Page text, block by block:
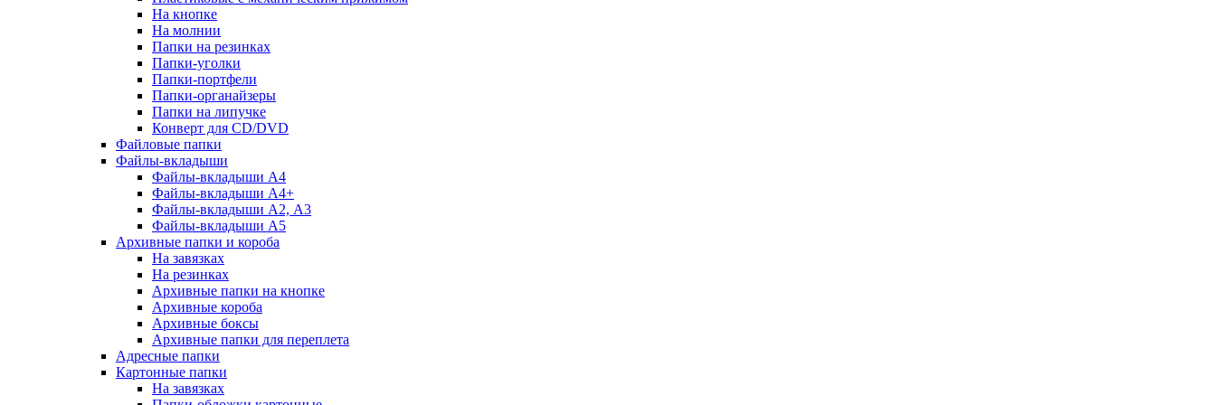
На кнопке
На молнии
Папки на резинках
Папки-уголки
Папки-портфели
Папки-органайзеры
Папки на липучке
Конверт для CD/DVD
Файловые папки
Файлы-вкладыши
Файлы-вкладыши А4
Файлы-вкладыши А4+
Файлы-вкладыши А2, А3
Файлы-вкладыши А5
Архивные папки и короба
На завязках
На резинках
Архивные папки на кнопке
Архивные короба
Архивные боксы
Архивные папки для переплета
Адресные папки
Картонные папки
На завязках